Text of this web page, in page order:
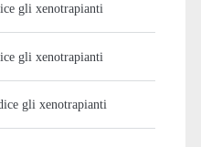
gli xenotrapianti
gli xenotrapianti
gli xenotrapianti